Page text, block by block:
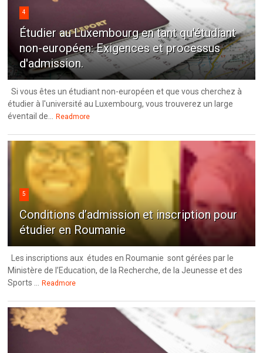
4
Étudier au Luxembourg en tant qu'étudiant
non-européen: Exigences et processus
d'admission.
Si vous êtes un étudiant non-européen et que vous cherchez à
étudier à l'université au Luxembourg, vous trouverez un large
éventail de...
Readmore
5
Conditions d’admission et inscription pour
étudier en Roumanie
Les inscriptions aux études en Roumanie sont gérées par le
Ministère de l’Education, de la Recherche, de la Jeunesse et des
Sports ...
Readmore